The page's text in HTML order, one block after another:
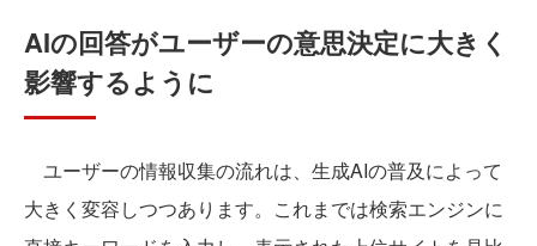
AIの回答がユーザーの意思決定に大きく
影響するように
ユーザーの情報収集の流れは、生成AIの普及によって
大きく変容しつつあります。これまでは検索エンジンに